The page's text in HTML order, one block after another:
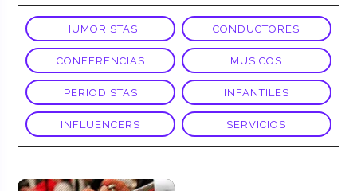
HUMORISTAS CONDUCTORES
CONFERENCIAS MUSICOS
PERIODISTAS INFANTILES
INFLUENCERS SERVICIOS